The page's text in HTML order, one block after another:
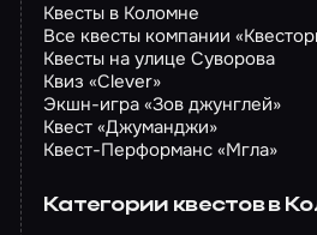
Квесты в Коломне
Все квесты компании
Квесты на улице Суворова
Квиз «Clever»
Экшн-игра «Зов джунглей»
Квест «Джуманджи»
Квест-Перформанс «Мгла»
Категории квестов в